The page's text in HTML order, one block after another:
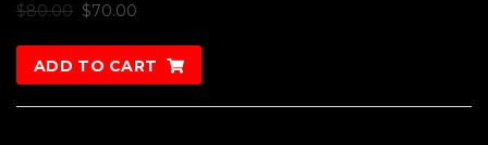
$80.00 $70.00
ADD TO CART